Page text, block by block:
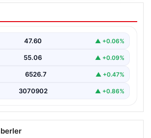
Engelleme: Kafe
Etmek İsteyen Sürücüye
sıra dışı bir olay, gündeme damgasını
47.60 ▲ +0.06%
55.06 ▲ +0.09%
6526.7 ▲ +0.47%
3070902 ▲ +0.86%